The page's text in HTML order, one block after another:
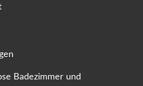
Badezimmer und